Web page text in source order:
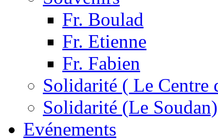
Fr. Boulad
Fr. Etienne
Fr. Fabien
Solidarité ( Le Centre
Solidarité (Le Soudan)
Evénements